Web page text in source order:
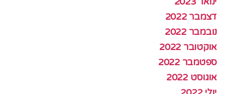
דצמבר 2022
נובמבר 2022
אוקטובר 2022
ספטמבר 2022
אוגוסט 2022